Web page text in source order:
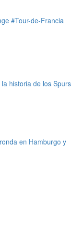
#Tour-de-Francia
historia de los Spurs
en Hamburgo y